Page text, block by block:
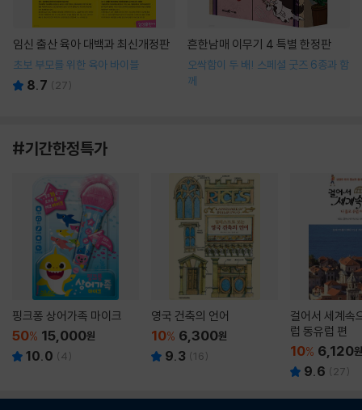
임신 출산 육아 대백과 최신개정판
초보 부모를 위한 육아 바이블
8.7 ( 27)
흔한남매 이무기 4 특별 한정판
오싹함이 두 배! 스페셜 굿즈 6종과 함
께
#기간한정특가
핑크퐁 상어가족 마이크
50% 15,000원
10.0 (4)
영국 건축의 언어
10% 6,300원
9.3 (16)
걸어서 세계속
럽 동유럽 편
10% 6,120원
9.6 ( 27)